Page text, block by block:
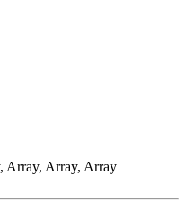
Array, Array, Array